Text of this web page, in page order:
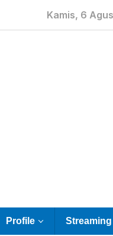
Kamis, 6
Profile Streaming